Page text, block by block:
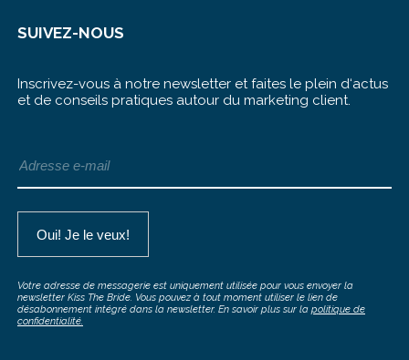
SUIVEZ-NOUS
Inscrivez-vous à notre newsletter et faites le plein d‘actus
et de conseils pratiques autour du marketing client.
Votre adresse de messagerie est uniquement utilisée pour vous envoyer la
newsletter Kiss The Bride. Vous pouvez à tout moment utiliser le lien de
désabonnement intégré dans la newsletter. En savoir plus sur la politique de
confidentialité.